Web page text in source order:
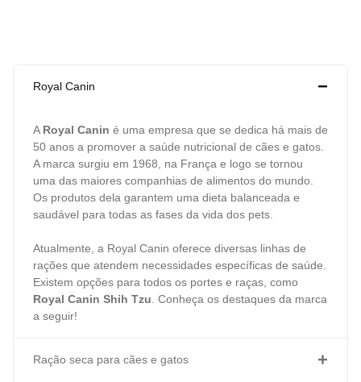
Royal Canin
A Royal Canin é uma empresa que se dedica há mais de
50 anos a promover a saúde nutricional de cães e gatos.
A marca surgiu em 1968, na França e logo se tornou
uma das maiores companhias de alimentos do mundo.
Os produtos dela garantem uma dieta balanceada e
saudável para todas as fases da vida dos pets.
Atualmente, a Royal Canin oferece diversas linhas de
rações que atendem necessidades específicas de saúde.
Existem opções para todos os portes e raças, como
Royal Canin Shih Tzu . Conheça os destaques da marca
a seguir!
Ração seca para cães e gatos